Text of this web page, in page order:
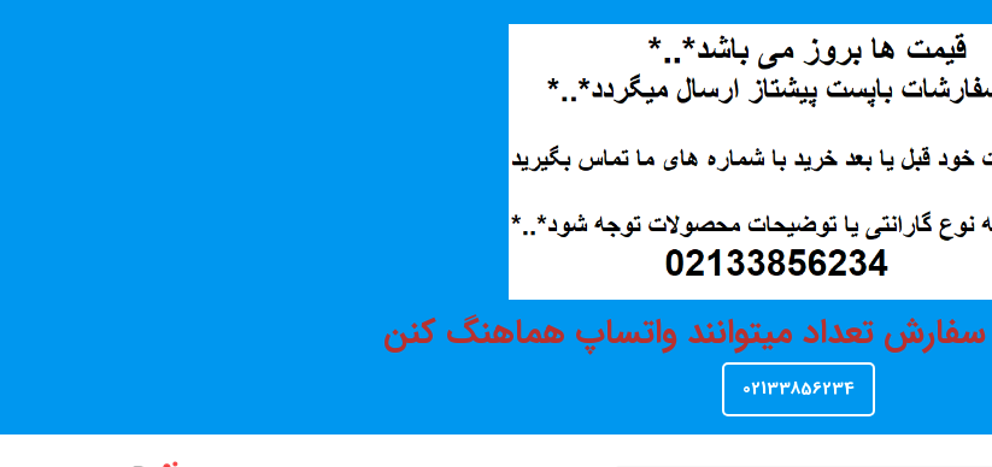
سفارش تعداد میتوانند واتساپ هماهنگ کنن
02133856234